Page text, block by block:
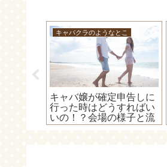
キャバクラのようなとこ
キャバ嬢が確定申告しに
行った時はどうすればい
いの！？会場の様子と流
れを紹介します(・ω・)